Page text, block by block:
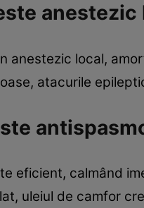
anestezic
anestezic local,
atacurile
eficient, calmând
uleiul de camfor